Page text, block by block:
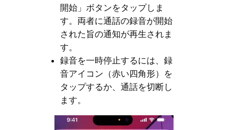
開始」ボタンをタップしま
す。両者に通話の録音が開始
された旨の通知が再生されま
す。
録音を一時停止するには、録
音アイコン（赤い四角形）を
タップするか、通話を切断し
ます。